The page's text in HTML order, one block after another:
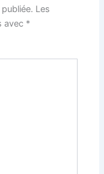
Les
avec *